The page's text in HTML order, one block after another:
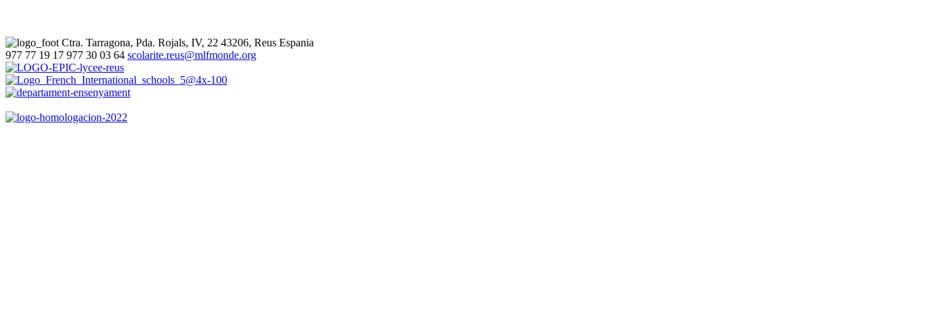
Ctra. Tarragona, Pda. Rojals, IV, 22 43206, Reus Espania
977 77 19 17 977 30 03 64 scolarite.reus@mlfmonde.org